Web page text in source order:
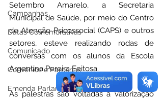
Campanhas
Datas Comemorativas
Comunicado
Convênios e Parcerias
Emenda Parlamentar
Setembro Amarelo, a Secretaria
Municipal de Saúde, por meio do Centro
de Atenção Psicossocial (CAPS) e outros
setores, esteve realizando rodas de
conversas com os alunos da Escola
Argentina Pereira Feitosa.
As palestras são voltadas à valorização